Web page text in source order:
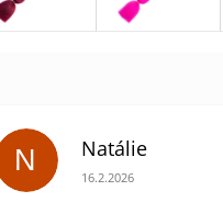
N Natálie
Hodnocení obchodu je
16.2.2026